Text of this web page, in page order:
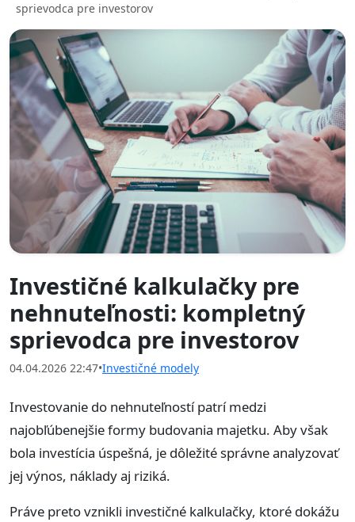
sprievodca pre investorov
Investičné kalkulačky pre
nehnuteľnosti: kompletný
sprievodca pre investorov
04.04.2026 22:47•Investičné modely
Investovanie do nehnuteľností patrí medzi
najobľúbenejšie formy budovania majetku. Aby však
bola investícia úspešná, je dôležité správne analyzovať
jej výnos, náklady aj riziká.
Práve preto vznikli investičné kalkulačky, ktoré dokážu